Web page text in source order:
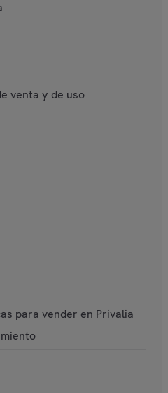
venta y de uso
para vender en Privalia